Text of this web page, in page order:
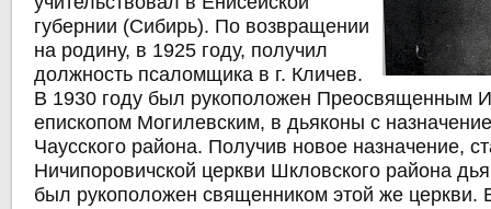
губернии (Сибирь). По возвращении
на родину, в 1925 году, получил
должность псаломщика в г. Кличев.
В 1930 году был рукоположен Преосвященным
епископом Могилевским, в дьяконы с
Чаусского района. Получив новое назначение,
Ничипоровичской церкви Шкловского района
был рукоположен священником этой же церкви.